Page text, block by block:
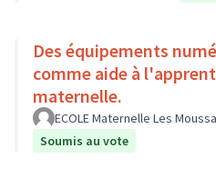
Des équipements numériques
comme aide à
maternelle.
ECOLE Maternelle Les
Soumis au vote